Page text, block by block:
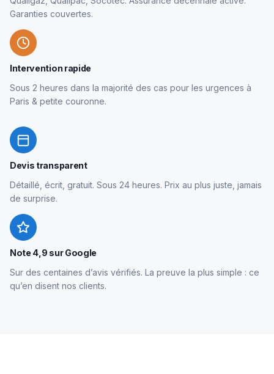
Garanties couvertes.
Intervention rapide
Sous 2 heures dans la majorité des cas pour les urgences à
Paris & petite couronne.
Devis transparent
Détaillé, écrit, gratuit. Sous 24 heures. Prix au plus juste, jamais
de surprise.
Note 4,9 sur Google
Sur des centaines d’avis vérifiés. La preuve la plus simple : ce
qu’en disent nos clients.